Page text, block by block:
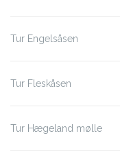
Tur Engelsåsen
Tur Fleskåsen
Tur Hægeland mølle